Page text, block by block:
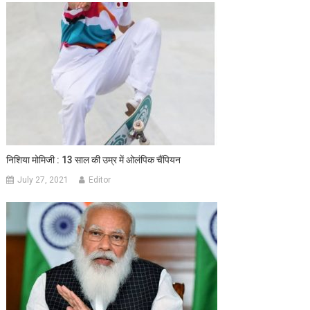
निशिया मोमिजी : 13 साल की उम्र में ओलंपिक चैंपियन
July 27, 2021 Editor